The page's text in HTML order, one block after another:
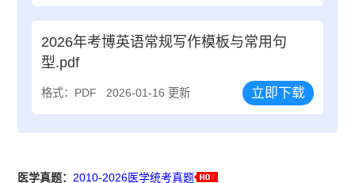
2026年考博英语常规写作模板与常用句
型.pdf
格式：PDF 2026-01-16 更新 立即下载
医学真题： 2010-2026医学统考真题